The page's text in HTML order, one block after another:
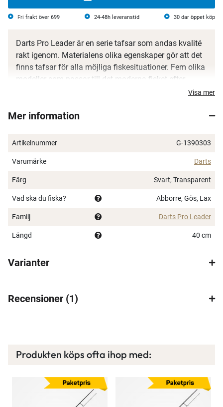
Fri frakt över 699 24-48h leveranstid 30 dar öppet köp
Darts Pro Leader är en serie tafsar som andas kvalité
rakt igenom. Materialens olika egenskaper gör att det
finns tafsar för alla möjliga fiskesituationer. Fem olika
modeller som passar till det moderna fisket efter
Tafs av flurocarbon avsedd för abborre- och gösfiske.
Visa mer
Mer information
Artikelnummer G-1390303
Varumärke Darts
Färg Svart, Transparent
Vad ska du fiska? Abborre, Gös, Lax
Familj Darts Pro Leader
Längd 40 cm
Varianter
Recensioner 1
Produkten köps ofta ihop med: